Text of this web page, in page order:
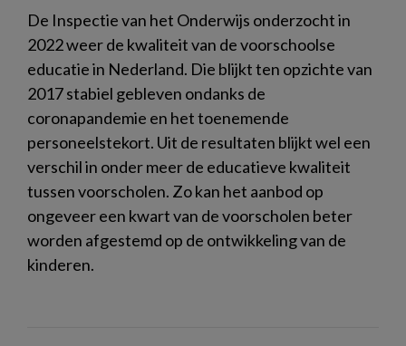
De Inspectie van het Onderwijs onderzocht in
2022 weer de kwaliteit van de voorschoolse
educatie in Nederland. Die blijkt ten opzichte van
2017 stabiel gebleven ondanks de
coronapandemie en het toenemende
personeelstekort. Uit de resultaten blijkt wel een
verschil in onder meer de educatieve kwaliteit
tussen voorscholen. Zo kan het aanbod op
ongeveer een kwart van de voorscholen beter
worden afgestemd op de ontwikkeling van de
kinderen.